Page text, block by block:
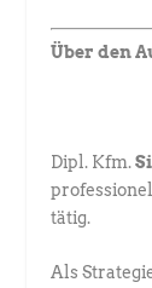
Über den
Dipl. Kfm.
tätig.
Als